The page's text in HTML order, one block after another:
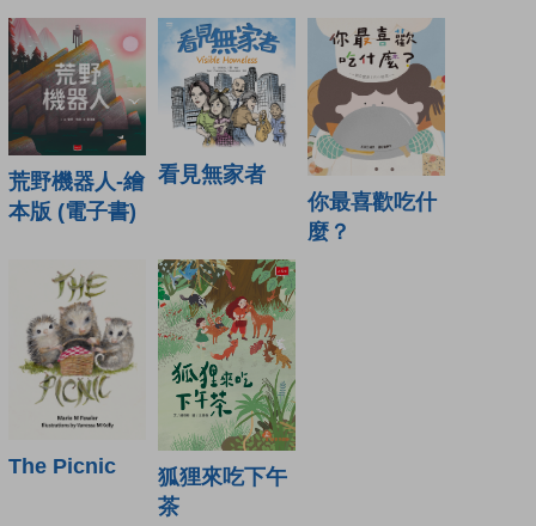
荒野機器人-繪
本版 (電子書)
看見無家者
你最喜歡吃什
麼？
The Picnic
狐狸來吃下午
茶